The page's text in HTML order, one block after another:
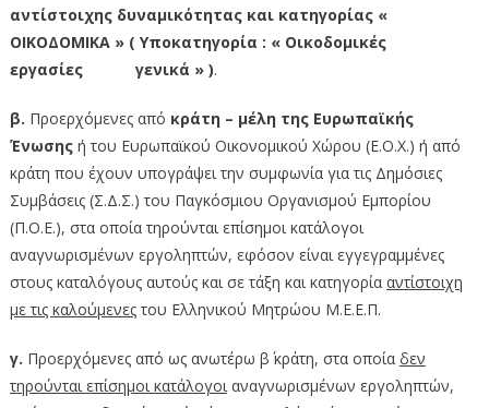
αντίστοιχης δυναμικότητας και κατηγορίας «
ΟΙΚΟΔΟΜΙΚΑ » ( Υποκατηγορία : « Οικοδομικές
εργασίες γενικά » ).
β. Προερχόμενες από κράτη – μέλη της Ευρωπαϊκής
Ένωσηςή του Ευρωπαϊκού Οικονομικού Χώρου (Ε.Ο.Χ.) ή από
κράτη που έχουν υπογράψει την συμφωνία για τις Δημόσιες
Συμβάσεις (Σ.Δ.Σ.) του Παγκόσμιου Οργανισμού Εμπορίου
(Π.Ο.Ε.), στα οποία τηρούνται επίσημοι κατάλογοι
αναγνωρισμένων εργοληπτών, εφόσον είναι εγγεγραμμένες
στους καταλόγους αυτούς και σε τάξη και κατηγορία αντίστοιχη
με τις καλούμενεςτου Ελληνικού Μητρώου Μ.Ε.Ε.Π.
γ. Προερχόμενες από ως ανωτέρω β΄ κράτη, στα οποία δεν
τηρούνται επίσημοι κατάλογοιαναγνωρισμένων εργοληπτών,